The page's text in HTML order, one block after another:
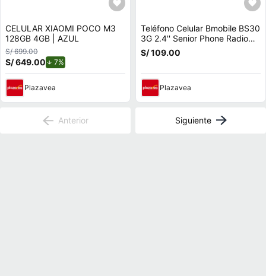
CELULAR XIAOMI POCO M3
128GB 4GB | AZUL
S/ 699.00
S/ 649.00 7%
Plazavea
Teléfono Celular Bmobile BS30
3G 2.4'' Senior Phone Radio
FM Boton SOS - Negro
S/ 109.00
Plazavea
Anterior Siguiente